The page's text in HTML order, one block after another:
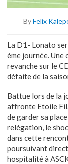
ByFelix
La D1- Lonato
ème journée. Une
revanche sur le
défaite de la
Battue lors de la
affronte Etoile
de garder sa
relégation, le
dans cette
poursuivant
hospitalité à